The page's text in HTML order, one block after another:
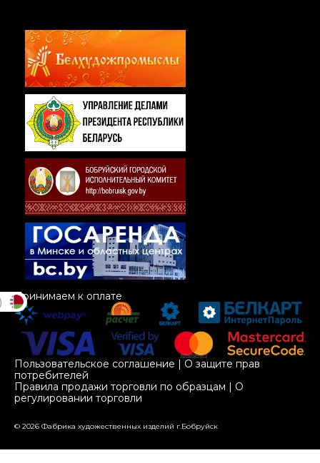
Принимаем к оплате
Пользовательское соглашение | О защите прав
потребителей
Правила продажи торговли по образцам | О
регулировании торговли
© 2026 Фабрика художественных изделий г.Бобруйск